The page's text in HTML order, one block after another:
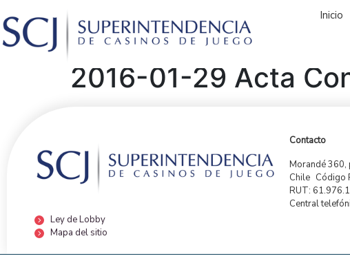
Inicio
2016-01-29 Acta
Ley de Lobby
Mapa del sitio
Contacto
Morandé 360,
Chile Código
RUT:
Central